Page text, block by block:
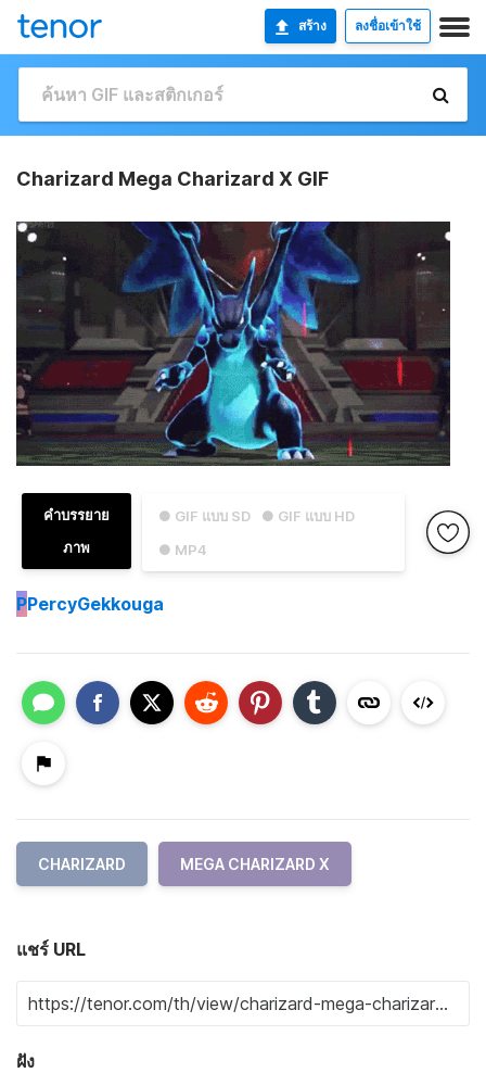
สร้าง ลงชื่อเข้าใช้
Charizard Mega Charizard X GIF
● GIF แบบ SD
● GIF แบบ HD
● MP4
คำบรรยาย
ภาพ
PPercyGekkouga
CHARIZARD MEGA CHARIZARD X
แชร์ URL
ฝัง